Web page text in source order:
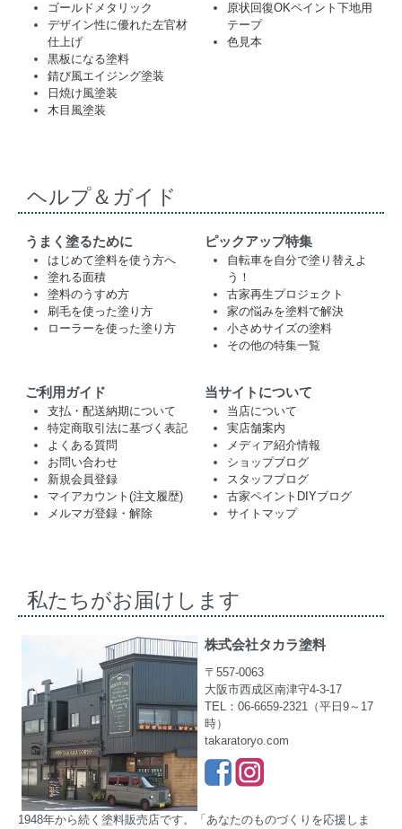
ゴールドメタリック
デザイン性に優れた左官材
仕上げ
黒板になる塗料
錆び風エイジング塗装
日焼け風塗装
木目風塗装
原状回復OKペイント下地用
テープ
色見本
ヘルプ＆ガイド
うまく塗るために
はじめて塗料を使う方へ
塗れる面積
塗料のうすめ方
刷毛を使った塗り方
ローラーを使った塗り方
ピックアップ特集
自転車を自分で塗り替えよ
う！
古家再生プロジェクト
家の悩みを塗料で解決
小さめサイズの塗料
その他の特集一覧
ご利用ガイド
支払・配送納期について
特定商取引法に基づく表記
よくある質問
お問い合わせ
新規会員登録
マイアカウント(注文履歴)
メルマガ登録・解除
当サイトについて
当店について
実店舗案内
メディア紹介情報
ショップブログ
スタッフブログ
古家ペイントDIYブログ
サイトマップ
私たちがお届けします
株式会社タカラ塗料
〒557-0063
大阪市西成区南津守4-3-17
TEL：06-6659-2321（平日9～17
時）
takaratoryo.com
1948年から続く塗料販売店です。「あなたのものづくりを応援しま